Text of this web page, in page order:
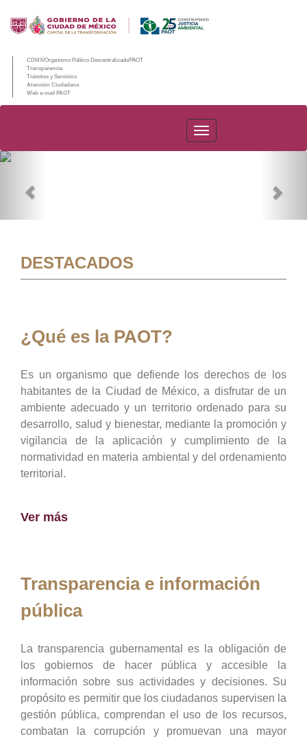
CDMX/Organismo Público Descentralizado/PAOT
Transparencia
Trámites y Servicios
Atención Ciudadana
Web e-mail PAOT
PAOT
DESTACADOS
¿Qué es la PAOT?
Es un organismo que defiende los derechos de los
habitantes de la Ciudad de México, a disfrutar de un
ambiente adecuado y un territorio ordenado para su
desarrollo, salud y bienestar, mediante la promoción y
vigilancia de la aplicación y cumplimiento de la
normatividad en materia ambiental y del ordenamiento
territorial.
Ver más
Transparencia e información
pública
La transparencia gubernamental es la obligación de
los gobiernos de hacer pública y accesible la
información sobre sus actividades y decisiones. Su
propósito es permitir que los ciudadanos supervisen la
gestión pública, comprendan el uso de los recursos,
combatan la corrupción y promuevan una mayor